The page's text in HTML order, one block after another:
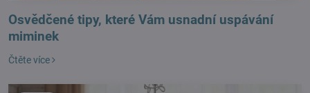
Osvědčené tipy, které Vám usnadní uspávání
miminek
Čtěte více